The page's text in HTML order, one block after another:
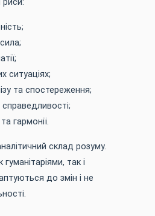
риси:
ситуаціях;
та спостереження;
гармонії.
склад розуму.
так і
до змін і не